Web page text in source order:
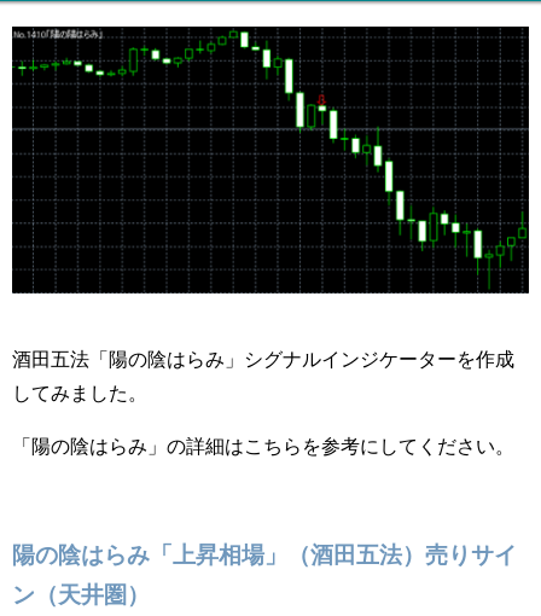
酒田五法「陽の陰はらみ」シグナルインジケーターを作成
してみました。
「陽の陰はらみ」の詳細はこちらを参考にしてください。
陽の陰はらみ「上昇相場」（酒田五法）売りサイ
ン（天井圏）